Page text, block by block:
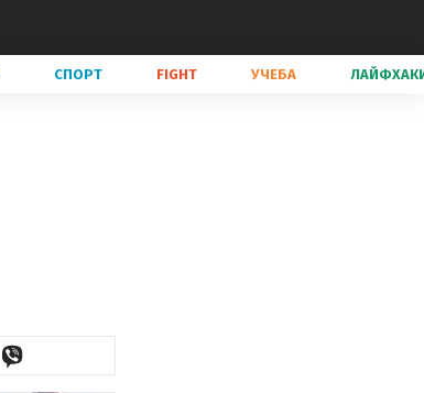
СПОРТ FIGHT УЧЕБА